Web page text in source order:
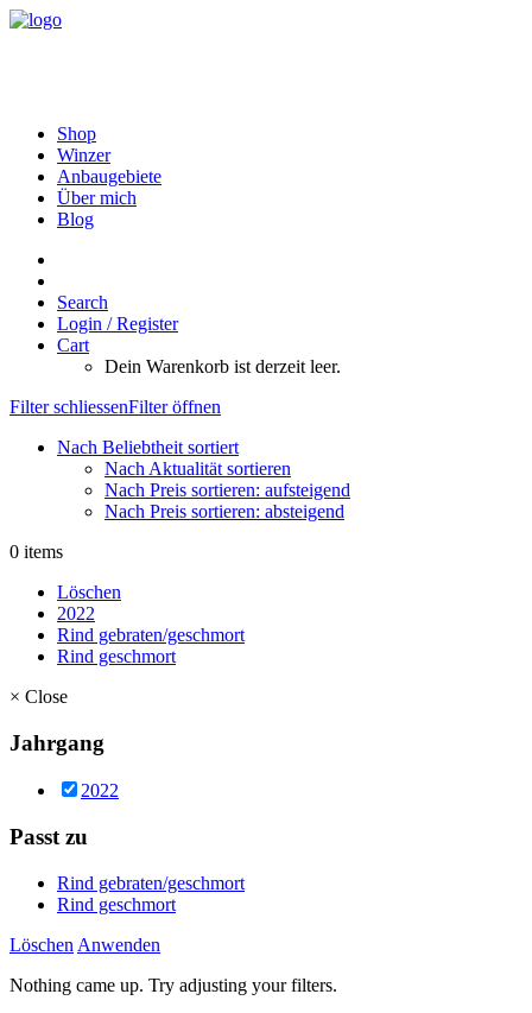
Shop
Winzer
Anbaugebiete
Über mich
Blog
Search
Login / Register
Cart
Dein Warenkorb ist derzeit leer.
Filter schliessenFilter öffnen
Nach Beliebtheit sortiert
Nach Aktualität sortieren
Nach Preis sortieren: aufsteigend
Nach Preis sortieren: absteigend
0 items
Löschen
2022
Rind gebraten/geschmort
Rind geschmort
× Close
Jahrgang
2022
Passt zu
Rind gebraten/geschmort
Rind geschmort
Löschen Anwenden
Nothing came up. Try adjusting your filters.